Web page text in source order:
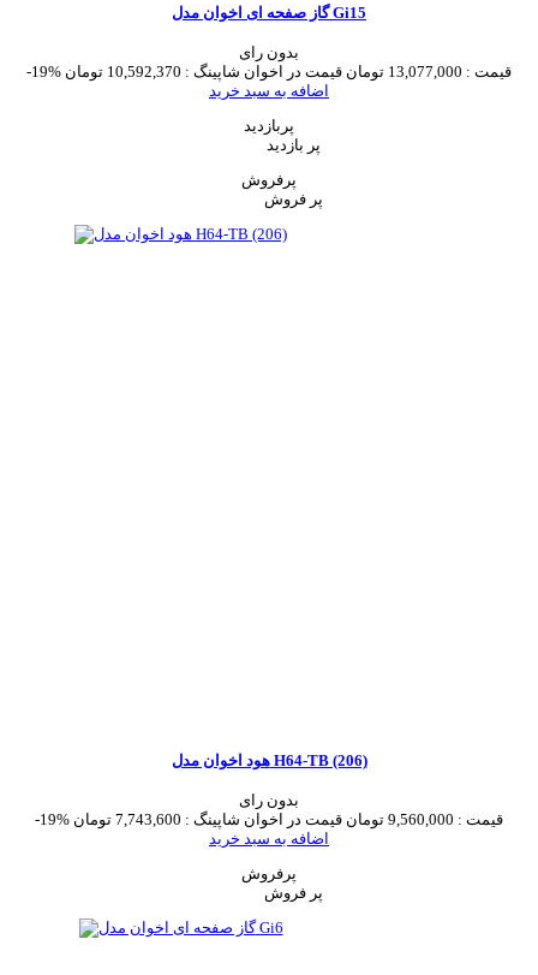
گاز صفحه ای اخوان مدل Gi15
بدون رای
-19%
قیمت : 13,077,000 تومان قیمت در اخوان شاپینگ : 10,592,370 تومان
اضافه به سبد خرید
پربازدید
پر بازدید
پرفروش
هود اخوان مدل H64-TB (206)
بدون رای
-19%
قیمت : 9,560,000 تومان قیمت در اخوان شاپینگ : 7,743,600 تومان
اضافه به سبد خرید
پرفروش